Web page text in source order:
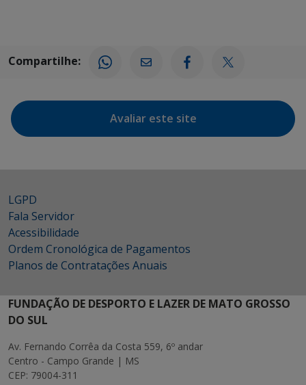
Compartilhe:
Avaliar este site
LGPD
Fala Servidor
Acessibilidade
Ordem Cronológica de Pagamentos
Planos de Contratações Anuais
FUNDAÇÃO DE DESPORTO E LAZER DE MATO GROSSO
DO SUL
Av. Fernando Corrêa da Costa 559, 6º andar
Centro - Campo Grande | MS
CEP: 79004-311